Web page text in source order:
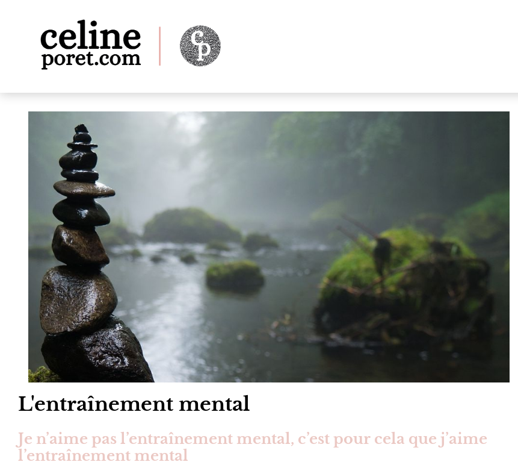
L'entraînement mental
Je n’aime pas l’entraînement mental, c’est pour cela que j’aime
l’entraînement mental